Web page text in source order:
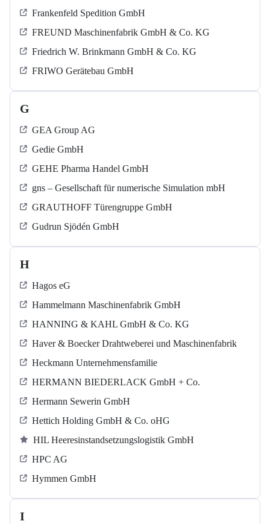
Frankenfeld Spedition GmbH
FREUND Maschinenfabrik GmbH & Co. KG
Friedrich W. Brinkmann GmbH & Co. KG
FRIWO Gerätebau GmbH
G
GEA Group AG
Gedie GmbH
GEHE Pharma Handel GmbH
gns – Gesellschaft für numerische Simulation mbH
GRAUTHOFF Türengruppe GmbH
Gudrun Sjödén GmbH
H
Hagos eG
Hammelmann Maschinenfabrik GmbH
HANNING & KAHL GmbH & Co. KG
Haver & Boecker Drahtweberei und Maschinenfabrik
Heckmann Unternehmensfamilie
HERMANN BIEDERLACK GmbH + Co.
Hermann Sewerin GmbH
Hettich Holding GmbH & Co. oHG
HIL Heeresinstandsetzungslogistik GmbH
HPC AG
Hymmen GmbH
I